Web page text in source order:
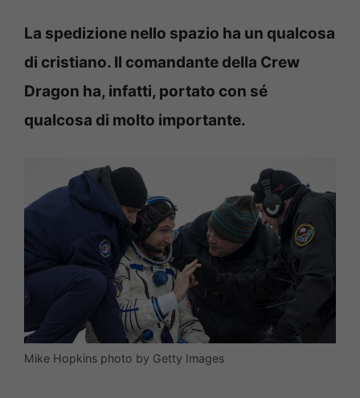
La spedizione nello spazio ha un qualcosa
di cristiano. Il comandante della Crew
Dragon ha, infatti, portato con sé
qualcosa di molto importante.
Mike Hopkins photo by Getty Images